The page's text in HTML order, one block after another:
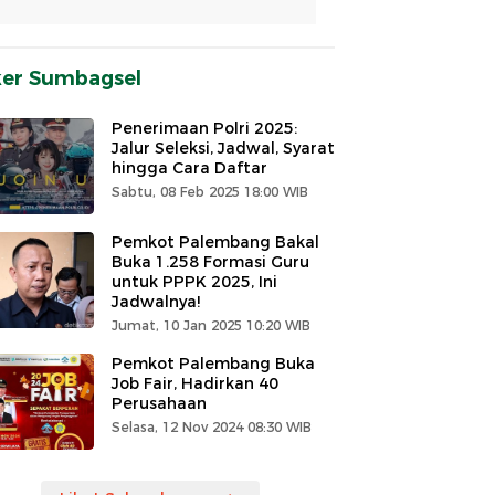
Sumbagsel
Penerimaan Polri 2025:
Jalur Seleksi, Jadwal, Syarat
hingga Cara Daftar
Sabtu, 08 Feb 2025 18:00 WIB
Pemkot Palembang Bakal
Buka 1.258 Formasi Guru
untuk PPPK 2025, Ini
Jadwalnya!
Jumat, 10 Jan 2025 10:20 WIB
Pemkot Palembang Buka
Job Fair, Hadirkan 40
Perusahaan
Selasa, 12 Nov 2024 08:30 WIB